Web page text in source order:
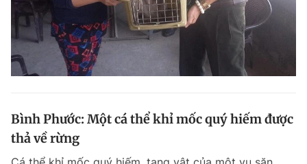
Bình Phước: Một cá thể khỉ mốc quý hiếm được
thả về rừng